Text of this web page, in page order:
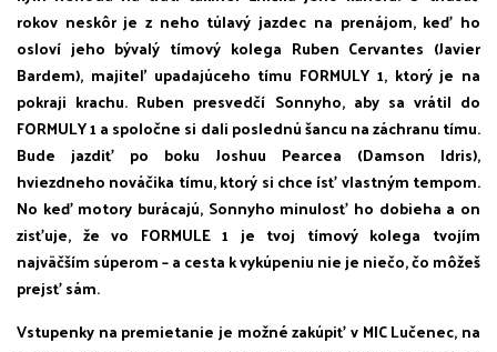
rokov neskôr je z neho túlavý jazdec na prenájom, keď ho
osloví jeho bývalý tímový kolega Ruben Cervantes (Javier
Bardem), majiteľ upadajúceho tímu FORMULY 1, ktorý je na
pokraji krachu. Ruben presvedčí Sonnyho, aby sa vrátil do
FORMULY 1 a spoločne si dali poslednú šancu na záchranu tímu.
Bude jazdiť po boku Joshuu Pearcea (Damson Idris),
hviezdneho nováčika tímu, ktorý si chce ísť vlastným tempom.
No keď motory burácajú, Sonnyho minulosť ho dobieha a on
zisťuje, že vo FORMULE 1 je tvoj tímový kolega tvojím
najväčším súperom – a cesta k vykúpeniu nie je niečo, čo môžeš
prejsť sám.
Vstupenky na premietanie je možné zakúpiť v MIC Lučenec, na